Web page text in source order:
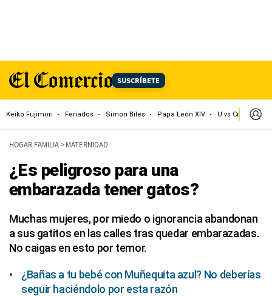
SUSCRÍBETE
Keiko Fujimori Feriados Simon Biles Papa León XIV U vs Cristal
HOGAR FAMILIA> MATERNIDAD
¿Es peligroso para una
embarazada tener gatos?
Muchas mujeres, por miedo o ignorancia abandonan
a sus gatitos en las calles tras quedar embarazadas.
No caigas en esto por temor.
¿Bañas a tu bebé con Muñequita azul? No deberías
seguir haciéndolo por esta razón